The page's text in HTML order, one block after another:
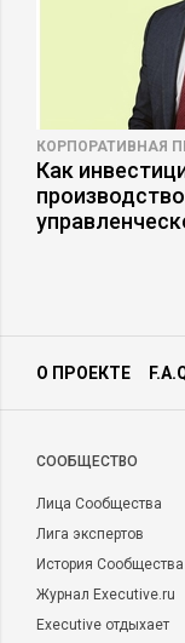
КОРПОРАТИВНАЯ
Как
О ПРОЕКТЕ
CООБЩЕСТВО
Лица Сообщества
Лига экспертов
История Сообщества
Журнал Executive.ru
Executive отдыхает